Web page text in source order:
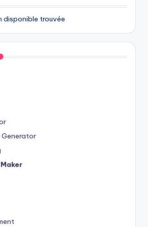
disponible trouvée
Generator